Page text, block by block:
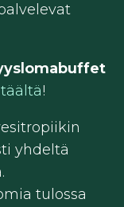
täältä!
yhdeltä
tulossa